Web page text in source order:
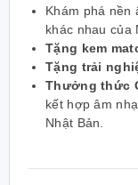
Khám phá nền
khác nhau của
Tặng kem
Tặng trải
Thưởng thức
kết hợp âm
Nhật Bản.